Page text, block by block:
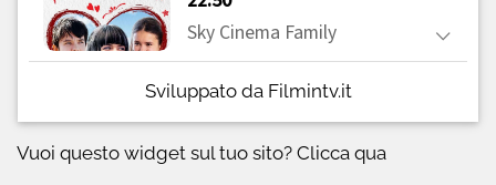
Sviluppato da Filmintv.it
Vuoi questo widget sul tuo sito? Clicca qua